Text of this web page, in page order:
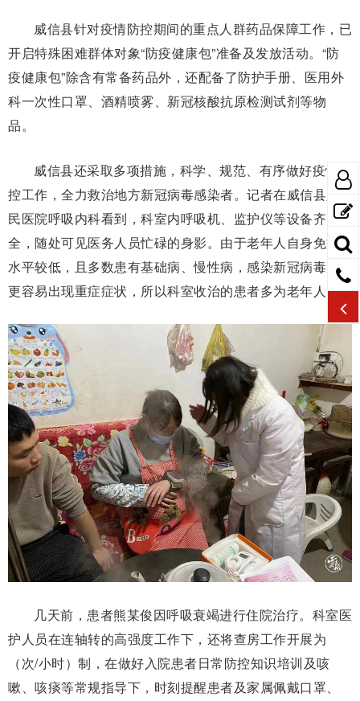
威信县针对疫情防控期间的重点人群药品保障工作，已
开启特殊困难群体对象“防疫健康包”准备及发放活动。“防
疫健康包”除含有常备药品外，还配备了防护手册、医用外
科一次性口罩、酒精喷雾、新冠核酸抗原检测试剂等物
品。
威信县还采取多项措施，科学、规范、有序做好疫情防
控工作，全力救治地方新冠病毒感染者。记者在威信县人
民医院呼吸内科看到，科室内呼吸机、监护仪等设备齐
全，随处可见医务人员忙碌的身影。由于老年人自身免疫
水平较低，且多数患有基础病、慢性病，感染新冠病毒后
更容易出现重症症状，所以科室收治的患者多为老年人。
几天前，患者熊某俊因呼吸衰竭进行住院治疗。科室医
护人员在连轴转的高强度工作下，还将查房工作开展为
（次/小时）制，在做好入院患者日常防控知识培训及咳
嗽、咳痰等常规指导下，时刻提醒患者及家属佩戴口罩、